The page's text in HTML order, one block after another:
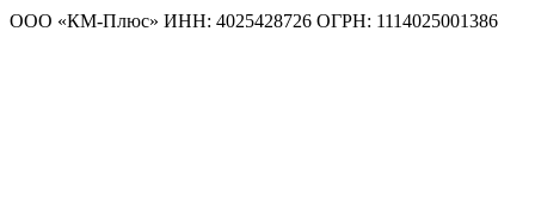
ООО «КМ-Плюс» ИНН: 4025428726 ОГРН: 1114025001386